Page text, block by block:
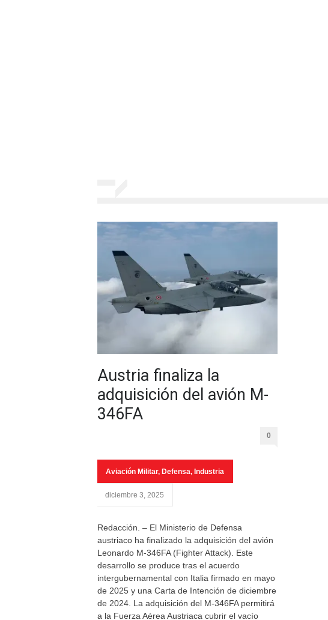
Austria finaliza la
adquisición del avión M-
346FA
0
Aviación Militar, Defensa, Industria
diciembre 3, 2025
Redacción. – El Ministerio de Defensa
austriaco ha finalizado la adquisición del avión
Leonardo M-346FA (Fighter Attack). Este
desarrollo se produce tras el acuerdo
intergubernamental con Italia firmado en mayo
de 2025 y una Carta de Intención de diciembre
de 2024. La adquisición del M-346FA permitirá
a la Fuerza Aérea Austriaca cubrir el vacío